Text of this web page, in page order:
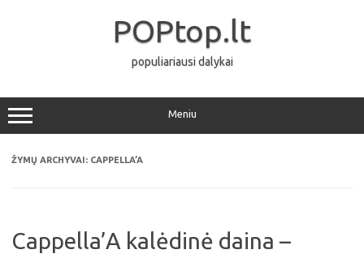
POPtop.lt
populiariausi dalykai
Meniu
ŽYMŲ ARCHYVAI: CAPPELLA’A
Cappella’A kalėdinė daina –